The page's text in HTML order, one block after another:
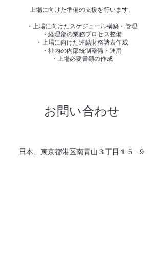
上場に向けた準備の支援を行います。
・上場に向けたスケジュール構築・管理
・経理部の業務プロセス整備
・上場に向けた連結財務諸表作成
・社内の内部統制整備・運用
・上場必要書類の作成
お問い合わせ
日本、東京都港区南青山３丁目１５−９